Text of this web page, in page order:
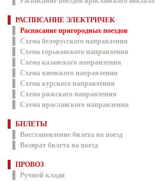
РАСПИСАНИЕ ЭЛЕКТРИЧЕК
Расписание пригородных поездов
Схема белорусского направления
Схема горьковского направления
Схема казанского направления
Схема киевского направления
Схема курского направления
Схема рижского направления
Схема ярославского направления
БИЛЕТЫ
Восстановление билета на поезд
Возврат билета на поезд
ПРОВОЗ
Ручной клади